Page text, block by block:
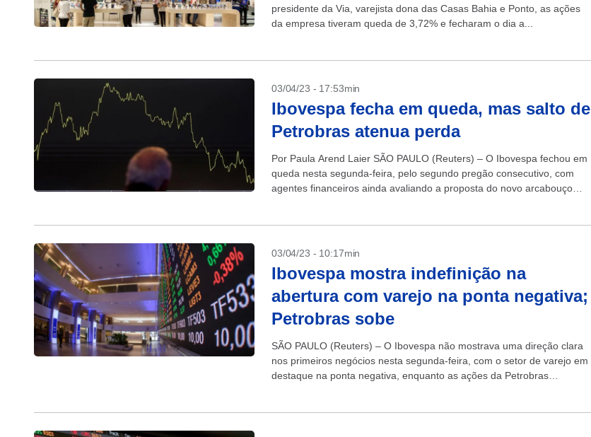
presidente da Via, varejista dona das Casas Bahia e Ponto, as ações
da empresa tiveram queda de 3,72% e fecharam o dia a...
03/04/23 - 17:53min
Ibovespa fecha em queda, mas salto de
Petrobras atenua perda
Por Paula Arend Laier SÃO PAULO (Reuters) – O Ibovespa fechou em
queda nesta segunda-feira, pelo segundo pregão consecutivo, com
agentes financeiros ainda avaliando a proposta do novo arcabouço
03/04/23 - 10:17min
Ibovespa mostra indefinição na
abertura com varejo na ponta negativa;
Petrobras sobe
SÃO PAULO (Reuters) – O Ibovespa não mostrava uma direção clara
nos primeiros negócios nesta segunda-feira, com o setor de varejo em
destaque na ponta negativa, enquanto as ações da Petrobras